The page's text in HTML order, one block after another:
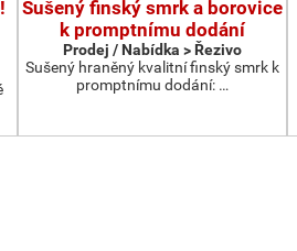
Sušený finský smrk a borovice
k promptnímu dodání
Prodej / Nabídka > Řezivo
Sušený hraněný kvalitní finský smrk k
promptnímu dodání: …